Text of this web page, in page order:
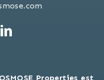
Properties est